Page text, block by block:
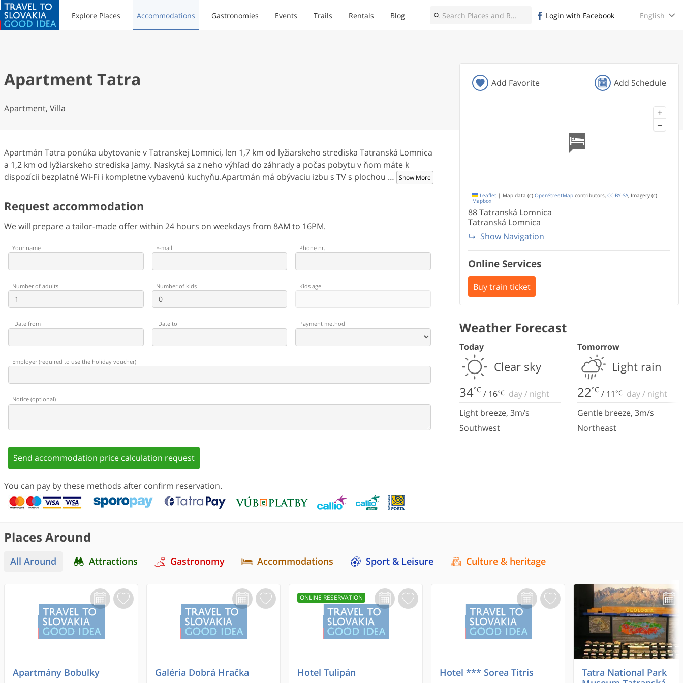
Explore Places Accommodations Gastronomies Events Trails Rentals Blog Login with Facebook English
Apartment Tatra
Apartment, Villa
Apartmán Tatra ponúka ubytovanie v Tatranskej Lomnici, len 1,7 km od lyžiarskeho strediska Tatranská Lomnica
a 1,2 km od lyžiarskeho strediska Jamy. Naskytá sa z neho výhľad do záhrady a počas pobytu v ňom máte k
dispozícii bezplatné Wi-Fi i kompletne vybavenú kuchyňu.Apartmán má obývaciu izbu s TV s plochou … Show More
Request accommodation
We will prepare a tailor-made offer within 24 hours on weekdays from 8AM to 16PM.
Your name E-mail Phone nr.
Number of adults Number of kids Kids age
Date from Date to Payment method
Employer(required to use the holiday voucher)
Notice (optional)
Send accommodation price calculation request
You can pay by these methods after confirm reservation.
Add Favorite Add Schedule
+
−
Leaflet | Map data (c) OpenStreetMap contributors, CC-BY-SA, Imagery (c)
Mapbox
88 Tatranská Lomnica
Tatranská Lomnica
Show Navigation
Online Services
Buy train ticket
Weather Forecast
Today
Clear sky
34°C / 16°C day/ night
Light breeze, 3m/s
Southwest
Tomorrow
Light rain
22°C / 11°C day/ night
Gentle breeze, 3m/s
Northeast
Places Around
All Around Attractions Gastronomy Accommodations Sport & Leisure Culture & heritage
Apartmány Bobulky Galéria Dobrá Hračka Hotel Tulipán
ONLINE RESERVATION
Hotel *** Sorea Titris
Tatra National Park